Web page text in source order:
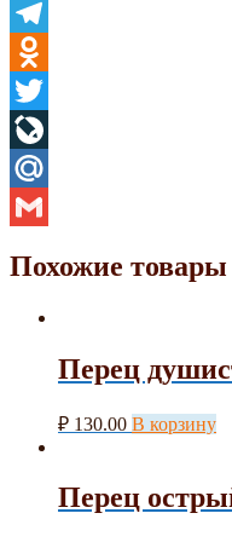
Viber
Telegram
Odnoklassniki
Twitter
LiveJournal
Mail.Ru
Похожие товары
Перец
₽ 130.00 В корзину
Перец